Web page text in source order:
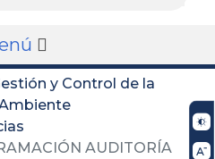
y Control de la
AUDITORÍA